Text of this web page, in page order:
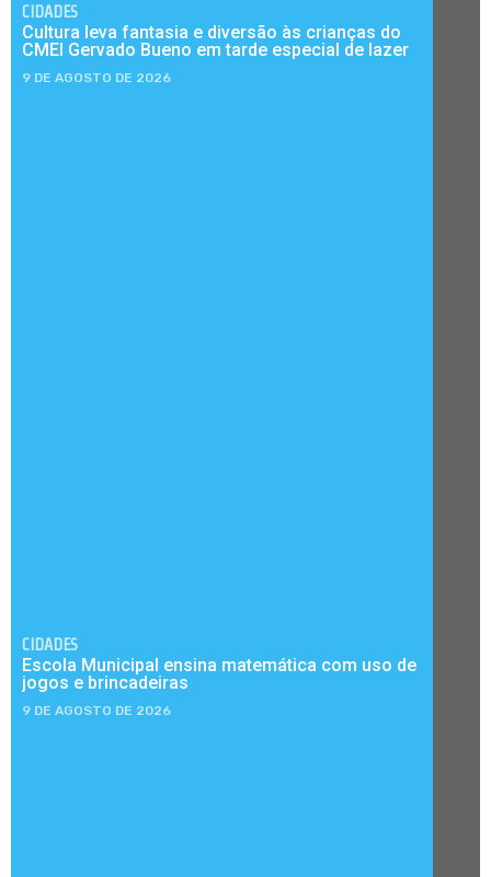
CIDADES
Cultura leva fantasia e diversão às crianças do
CMEI Gervado Bueno em tarde especial de lazer
9 DE AGOSTO DE 2026
CIDADES
Escola Municipal ensina matemática com uso de
jogos e brincadeiras
9 DE AGOSTO DE 2026